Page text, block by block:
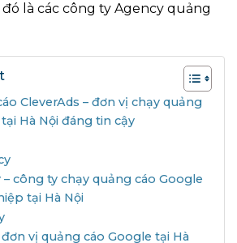
là các công ty Agency quảng
CleverAds – đơn vị chạy quảng
Hà Nội đáng tin cậy
– công ty chạy quảng cáo Google
tại Hà Nội
vị quảng cáo Google tại Hà